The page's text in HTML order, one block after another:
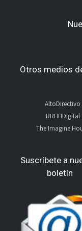
Otros medios
AltoDirectivo
RRHHDigital
The Imagine
Suscríbete a
boletín